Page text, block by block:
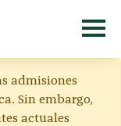
admisiones
Sin embargo,
actuales